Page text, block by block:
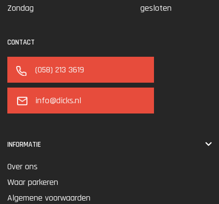
Zondag
gesloten
CONTACT
(058) 213 3619
info@dicks.nl
INFORMATIE
Over ons
Waar parkeren
Algemene voorwaarden